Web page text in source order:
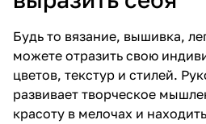
Будь то вязание, вышивка,
можете отразить свою
цветов, текстур и стилей.
развивает творческое
красоту в мелочах и